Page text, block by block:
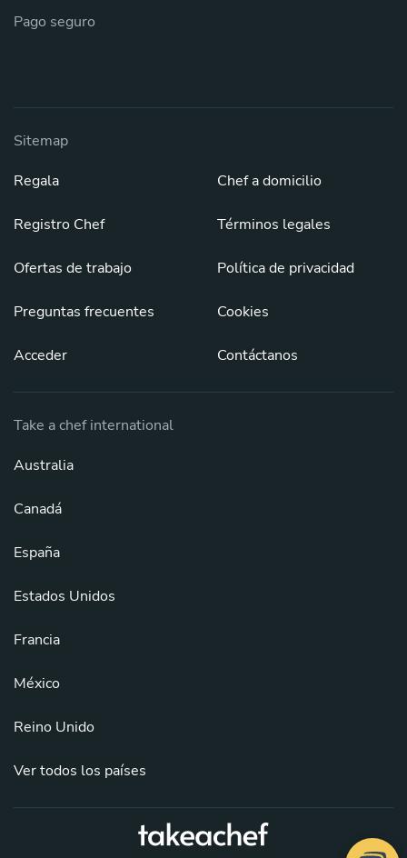
Pago seguro
Sitemap
Regala
Registro Chef
Ofertas de trabajo
Preguntas frecuentes
Acceder
Chef a domicilio
Términos legales
Política de privacidad
Cookies
Contáctanos
Take a chef international
Australia
Canadá
España
Estados Unidos
Francia
México
Reino Unido
Ver todos los países